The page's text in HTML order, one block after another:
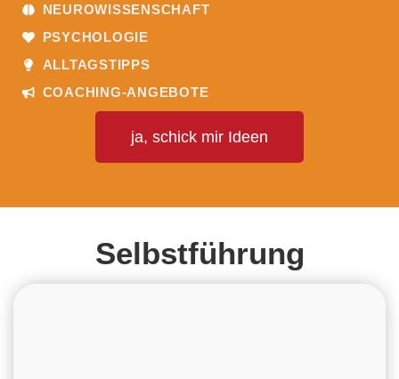
NEUROWISSENSCHAFT
PSYCHOLOGIE
ALLTAGSTIPPS
COACHING-ANGEBOTE
ja, schick mir Ideen
Selbstführung